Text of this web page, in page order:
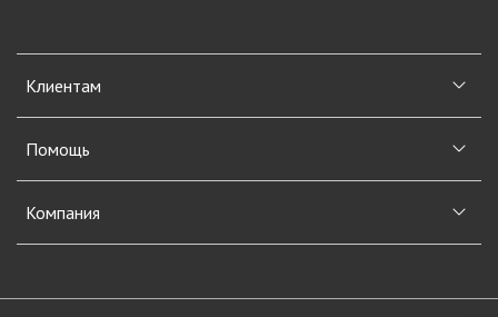
Клиентам
Помощь
Компания